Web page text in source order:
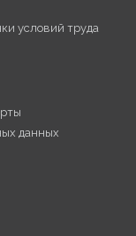
условий труда
данных